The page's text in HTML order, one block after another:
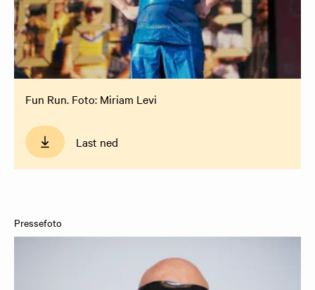
Fun Run. Foto: Miriam Levi
Last ned
Pressefoto